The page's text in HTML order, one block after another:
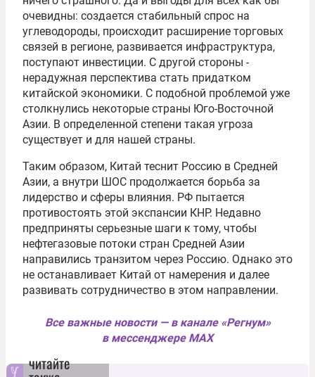
очевидны: создается стабильный спрос на
углеводороды, происходит расширение торговых
связей в регионе, развивается инфраструктура,
поступают инвестиции. С другой стороны -
нерадужная перспектива стать придатком
китайской экономики. С подобной проблемой уже
столкнулись некоторые страны Юго-Восточной
Азии. В определенной степени такая угроза
существует и для нашей страны.
Таким образом, Китай теснит Россию в Средней
Азии, а внутри ШОС продолжается борьба за
лидерство и сферы влияния. РФ пытается
противостоять этой экспансии КНР. Недавно
предприняты серьезные шаги к тому, чтобы
нефтегазовые потоки стран Средней Азии
направились транзитом через Россию. Однако это
не останавливает Китай от намерения и далее
развивать сотрудничество в этом направлении.
Все важные новости — в канале «Регнум»
в мессенджере MAX
читайте